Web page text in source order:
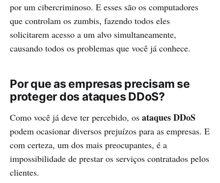
por um cibercriminoso. E esses são os computadores
que controlam os zumbis, fazendo todos eles
solicitarem acesso a um alvo simultaneamente,
causando todos os problemas que você já conhece.
Por que as empresas precisam se
proteger dos ataques DDoS?
Como você já deve ter percebido, os ataques DDoS
podem ocasionar diversos prejuízos para as empresas. E
com certeza, um dos mais preocupantes, é a
impossibilidade de prestar os serviços contratados pelos
clientes.